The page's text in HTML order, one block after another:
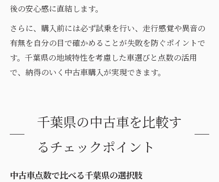
後の安心感に直結します。
さらに、購入前には必ず試乗を行い、走行感覚や異音の
有無を自分の目で確かめることが失敗を防ぐポイントで
す。千葉県の地域特性を考慮した車選びと点数の活用
で、納得のいく中古車購入が実現できます。
千葉県の中古車を比較す
るチェックポイント
中古車点数で比べる千葉県の選択肢